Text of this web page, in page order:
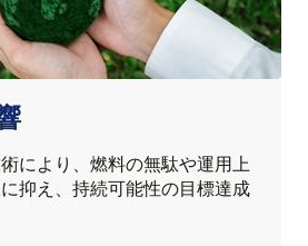
により、燃料の無駄や運用上
抑え、持続可能性の目標達成